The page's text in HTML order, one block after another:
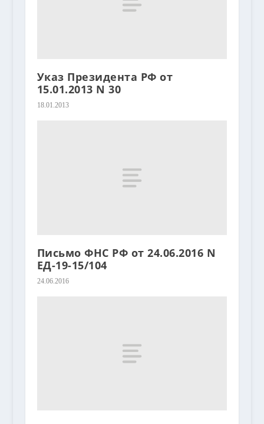
Указ Президента РФ от
15.01.2013 N 30
18.01.2013
Письмо ФНС РФ от 24.06.2016 N
ЕД-19-15/104
24.06.2016